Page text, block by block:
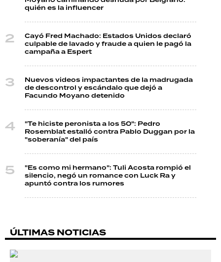
quién es la influencer
Cayó Fred Machado: Estados Unidos declaró
culpable de lavado y fraude a quien le pagó la
campaña a Espert
Nuevos videos impactantes de la madrugada
de descontrol y escándalo que dejó a
Facundo Moyano detenido
"Te hiciste peronista a los 50": Pedro
Rosemblat estalló contra Pablo Duggan por la
"soberanía" del país
"Es como mi hermano": Tuli Acosta rompió el
silencio, negó un romance con Luck Ra y
apuntó contra los rumores
ÚLTIMAS NOTICIAS